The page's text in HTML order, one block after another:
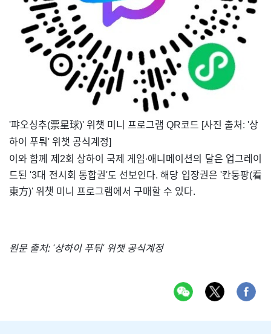
​'퍄오싱추(票星球)' 위챗 미니 프로그램 QR코드 [사진 출처: '상
하이 푸퉈' 위챗 공식계정]
이와 함께 제2회 상하이 국제 게임∙애니메이션의 달은 업그레이
드된 '3대 전시회 통합권'도 선보인다. 해당 입장권은 '칸둥팡(看
東方)' 위챗 미니 프로그램에서 구매할 수 있다.
원문 출처: '상하이 푸퉈' 위챗 공식계정